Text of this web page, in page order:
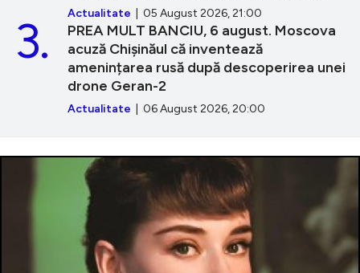
Actualitate | 05 August 2026, 21:00
PREA MULT BANCIU, 6 august. Moscova
acuză Chișinăul că inventează
amenințarea rusă după descoperirea unei
drone Geran-2
Actualitate | 06 August 2026, 20:00
3.